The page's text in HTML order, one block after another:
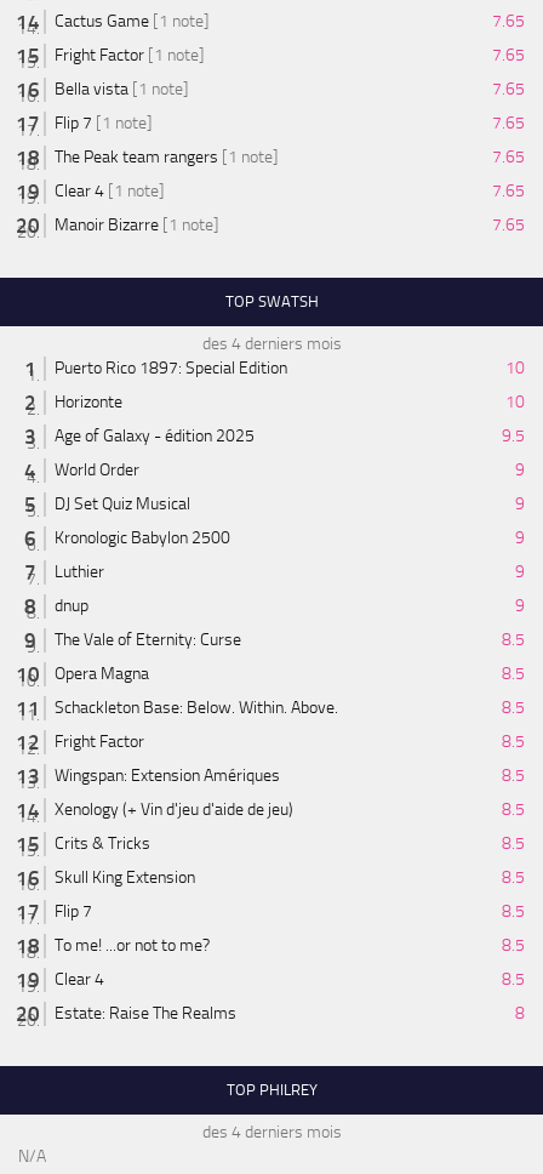
Cactus Game [1 note]
7.65
Fright Factor [1 note]
7.65
Bella vista [1 note]
7.65
Flip 7 [1 note]
7.65
The Peak team rangers [1 note]
7.65
Clear 4 [1 note]
7.65
Manoir Bizarre [1 note] 7.65
TOP SWATSH
des 4 derniers mois
Puerto Rico 1897: Special Edition
10
Horizonte
10
Age of Galaxy - édition 2025
9.5
World Order
9
DJ Set Quiz Musical
9
Kronologic Babylon 2500
9
Luthier
9
dnup
9
The Vale of Eternity: Curse
8.5
Opera Magna
8.5
Schackleton Base: Below. Within. Above.
8.5
Fright Factor
8.5
Wingspan: Extension Amériques
8.5
Xenology (+ Vin d'jeu d'aide de jeu)
8.5
Crits & Tricks
8.5
Skull King Extension
8.5
Flip 7
8.5
To me! ...or not to me?
8.5
Clear 4
8.5
Estate: Raise The Realms
8
TOP PHILREY
des 4 derniers mois
N/A